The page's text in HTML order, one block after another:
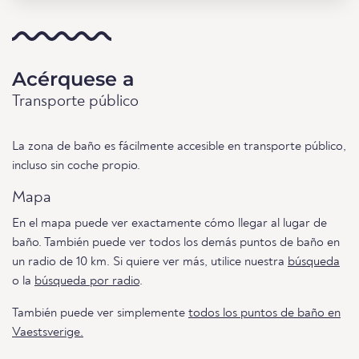
Acérquese a
Transporte público
La zona de baño es fácilmente accesible en transporte público,
incluso sin coche propio.
Mapa
En el mapa puede ver exactamente cómo llegar al lugar de
baño. También puede ver todos los demás puntos de baño en
un radio de 10 km. Si quiere ver más, utilice nuestra búsqueda
o la búsqueda por radio.
También puede ver simplemente todos los puntos de baño en
Vaestsverige.